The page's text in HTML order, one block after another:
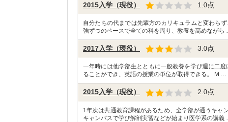
2015入学（現役） 1.0点
自分たちの代までは先輩方のカリキュラムと変わら
強ずつのペースで全ての科を周り、教養を高めながら
2017入学（現役） 3.0点
一年時には他学部生とともに一般教養を学び週に二
ることができ、英語の授業の単位が取得できる。 M …
2015入学（現役） 2.0点
1年次は共通教育課程があるため、全学部が通うキャ
キャンパスで学び解剖実習などが始まり医学系の講義